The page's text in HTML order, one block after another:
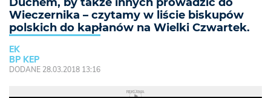
Wieczernika – czytamy w liście biskupów
polskich do kapłanów na Wielki Czwartek.
EK
BP KEP
DODANE 28.03.2018 13:16
REKLAMA